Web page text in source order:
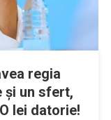
regia
și un sfert,
lei datorie!